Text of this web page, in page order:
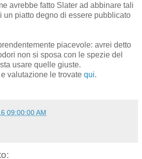
avrebbe fatto Slater ad abbinare tali
un piatto degno di essere pubblicato
piacevole: avrei detto
non si sposa con le spezie del
usare quelle giuste.
valutazione le trovate qui.
09:00:00 AM